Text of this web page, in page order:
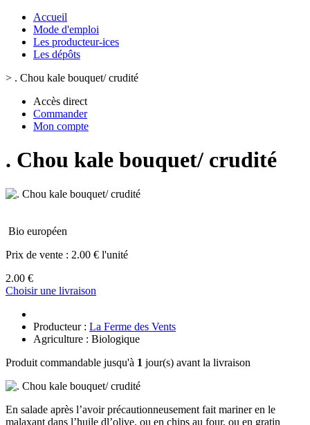
Accueil
Mode d'emploi
Les producteur-ices
Les dépôts
> . Chou kale bouquet/ crudité
Accès direct
Commander
Mon compte
. Chou kale bouquet/ crudité
Bio européen
Prix de vente : 2.00 € l'unité
2.00 €
Choisir une livraison
Producteur : La Ferme des Vents
Agriculture : Biologique
Produit commandable jusqu'à 1 jour(s) avant la livraison
En salade après l’avoir précautionneusement fait mariner en le
malaxant dans l’huile dl’olive, ou en chips au four, ou en gratin